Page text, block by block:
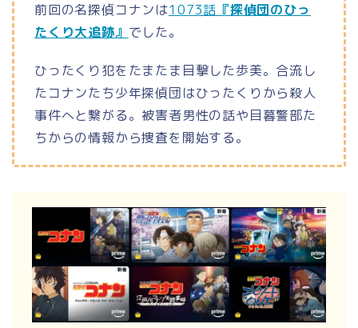
前回の名探偵コナンは1073話 『探偵団のひっ
たくり大追跡』 でした。
ひったくり犯をたまたま目撃した歩美。合流し
たコナンたち少年探偵団はひったくりから殺人
事件へと繋がる。被害者男性の話や目暮警部た
ちからの情報から捜査を開始する。